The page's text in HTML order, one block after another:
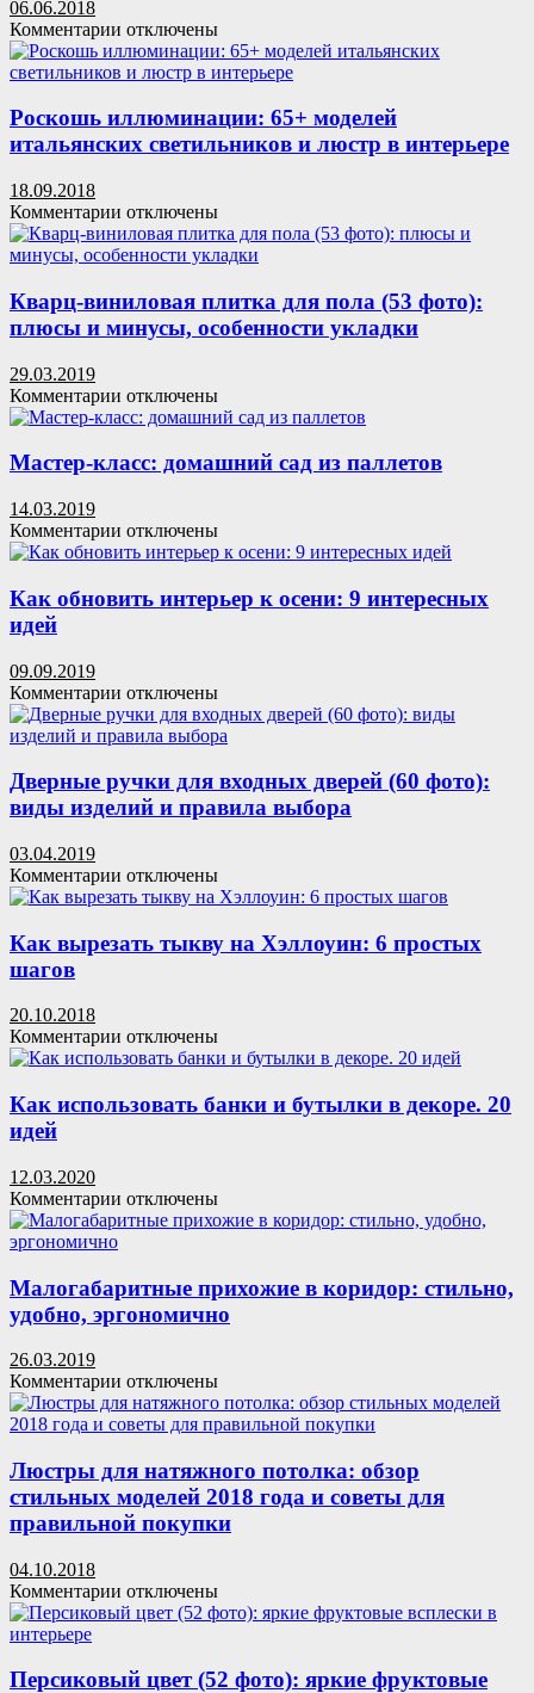
функциональных
решений
для
интерьера
06.06.2018
Комментарии к
записи
Холкон
матраса:
это
наполнителей
и
как
лучший?
отключены
Роскошь иллюминации: 65+ моделей
итальянских светильников и люстр в интерьере
18.09.2018
Комментарии к
записи
Роскошь
65+
моделей
итальянских
люстр
в
отключены
Кварц-виниловая плитка для пола (53 фото):
плюсы и минусы, особенности укладки
29.03.2019
Комментарии к
записи
виниловая
плитка
пола
(53
фото):
и
отключены
Мастер-класс: домашний сад из паллетов
14.03.2019
Комментарии к
записи
класс:
домашний
отключены
Как обновить интерьер к осени: 9 интересных
идей
09.09.2019
Комментарии к
записи
Как
интерьер
к
осени:
идей
отключены
Дверные ручки для входных дверей (60 фото):
виды изделий и правила выбора
03.04.2019
Комментарии к
записи
ручки
для
фото):
виды
и
отключены
Как вырезать тыкву на Хэллоуин: 6 простых
шагов
20.10.2018
Комментарии к
записи
вырезать
тыкву
простых
шагов
отключены
Как использовать банки и бутылки в декоре. 20
идей
12.03.2020
Комментарии к
записи
банки
и
бутылки
20
идей
отключены
Малогабаритные прихожие в коридор: стильно,
удобно, эргономично
26.03.2019
Комментарии к
записи
Малогабаритные
в
коридор:
стильно,
удобно,
отключены
Люстры для натяжного потолка: обзор
стильных моделей 2018 года и советы для
правильной покупки
04.10.2018
Комментарии к
записи
натяжного
отключены
Персиковый цвет (52 фото): яркие фруктовые